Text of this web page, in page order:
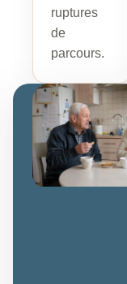
ruptures
de
parcours.